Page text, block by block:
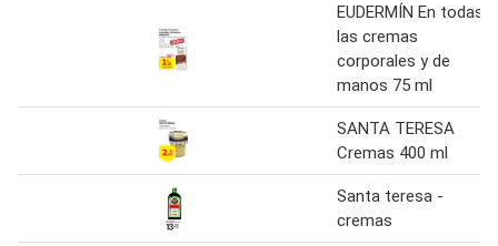
EUDERMÍN En todas
las cremas
corporales y de
manos 75 ml
SANTA TERESA
Cremas 400 ml
Santa teresa -
cremas